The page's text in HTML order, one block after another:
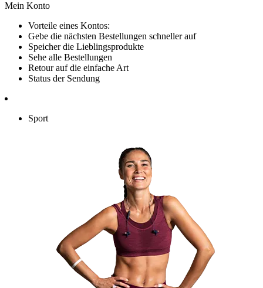
Mein Konto
Vorteile eines Kontos:
Gebe die nächsten Bestellungen schneller auf
Speicher die Lieblingsprodukte
Sehe alle Bestellungen
Retour auf die einfache Art
Status der Sendung
Sport